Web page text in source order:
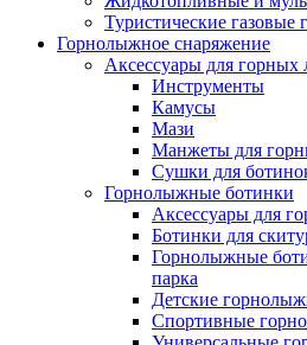
Туристические газовые
Горнолыжное снаряжение
Аксессуары для
Инструменты
Камусы
Мази
Манжеты для
Сушки для
Горнолыжные ботинки
Аксессуары для
Ботинки для
Горнолыжные
парка
Детские
Спортивные